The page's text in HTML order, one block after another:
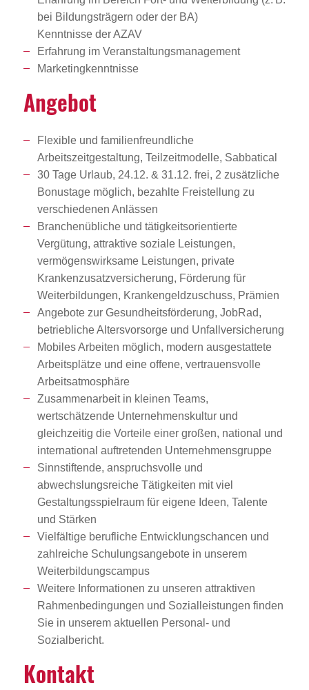
bei Bildungsträgern oder der BA)
Kenntnisse der AZAV
Erfahrung im Veranstaltungsmanagement
Marketingkenntnisse
Angebot
Flexible und familienfreundliche
Arbeitszeitgestaltung, Teilzeitmodelle, Sabbatical
30 Tage Urlaub, 24.12. & 31.12. frei, 2 zusätzliche
Bonustage möglich, bezahlte Freistellung zu
verschiedenen Anlässen
Branchenübliche und tätigkeitsorientierte
Vergütung, attraktive soziale Leistungen,
vermögenswirksame Leistungen, private
Krankenzusatzversicherung, Förderung für
Weiterbildungen, Krankengeldzuschuss, Prämien
Angebote zur Gesundheitsförderung, JobRad,
betriebliche Altersvorsorge und Unfallversicherung
Mobiles Arbeiten möglich, modern ausgestattete
Arbeitsplätze und eine offene, vertrauensvolle
Arbeitsatmosphäre
Zusammenarbeit in kleinen Teams,
wertschätzende Unternehmenskultur und
gleichzeitig die Vorteile einer großen, national und
international auftretenden Unternehmensgruppe
Sinnstiftende, anspruchsvolle und
abwechslungsreiche Tätigkeiten mit viel
Gestaltungsspielraum für eigene Ideen, Talente
und Stärken
Vielfältige berufliche Entwicklungschancen und
zahlreiche Schulungsangebote in unserem
Weiterbildungscampus
Weitere Informationen zu unseren attraktiven
Rahmenbedingungen und Sozialleistungen finden
Sie in unserem aktuellen Personal- und
Sozialbericht.
Kontakt